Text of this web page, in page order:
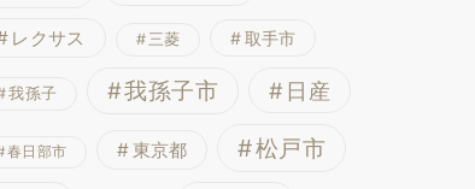
レクサス 三菱 取手市
我孫子 我孫子市 日産
春日部市 東京都 松戸市